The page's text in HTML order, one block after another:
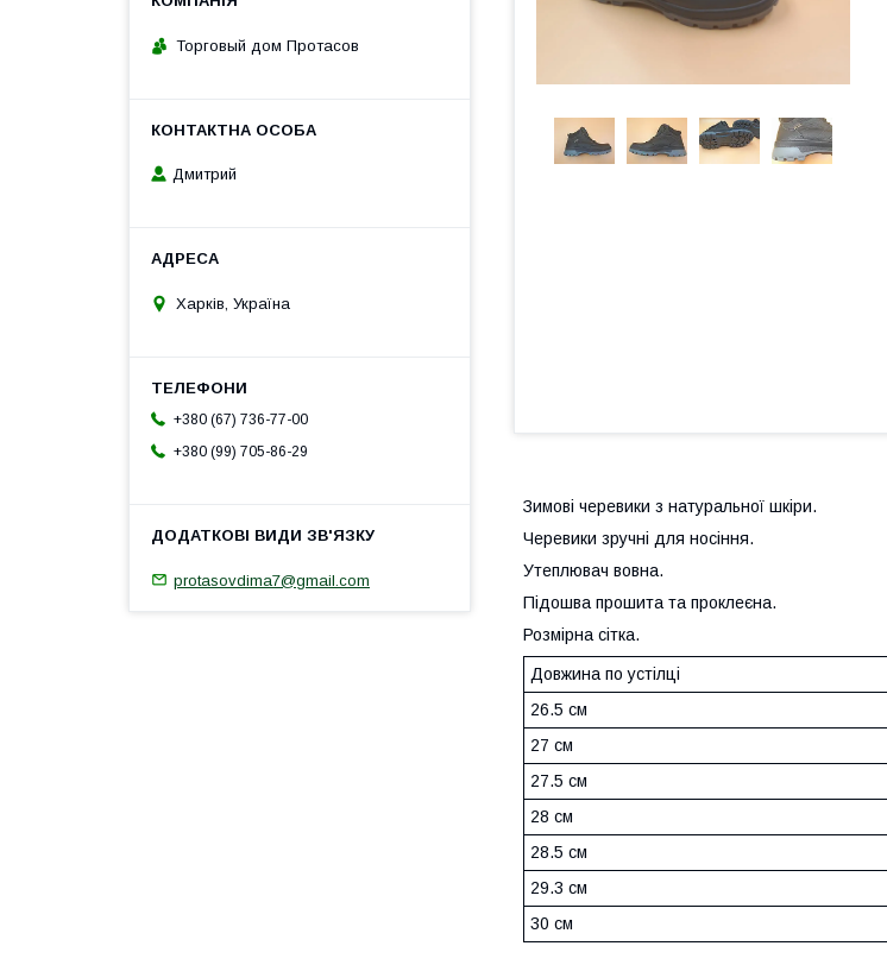
Зимові черевики з натуральної шкіри.
Черевики зручні для носіння.
Утеплювач вовна.
Підошва прошита та проклеєна.
Розмірна сітка.
Довжина по устілці
26.5 см
27 см
27.5 см
28 см
28.5 см
29.3 см
30 см
Торговый дом Протасов
Дмитрий
Харків, Україна
+380 (67) 736-77-00
+380 (99) 705-86-29
protasovdima7@gmail.com